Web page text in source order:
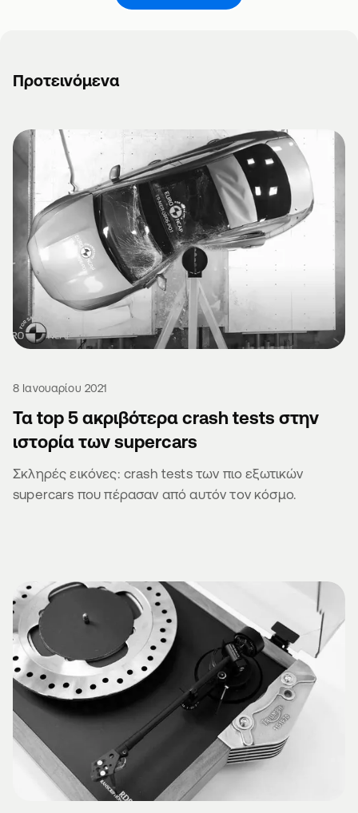
Προτεινόμενα
8 Ιανουαρίου 2021
Τα top 5 ακριβότερα crash tests στην
ιστορία των supercars
Σκληρές εικόνες: crash tests των πιο εξωτικών
supercars που πέρασαν από αυτόν τον κόσμο.